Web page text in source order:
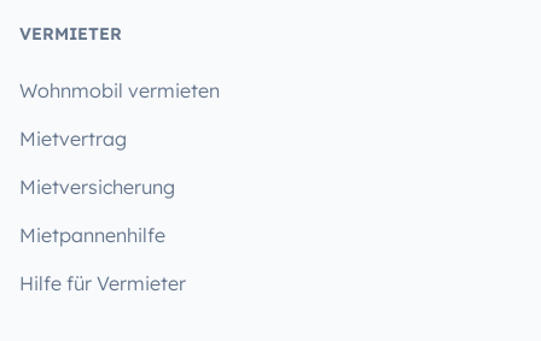
VERMIETER
Wohnmobil vermieten
Mietvertrag
Mietversicherung
Mietpannenhilfe
Hilfe für Vermieter